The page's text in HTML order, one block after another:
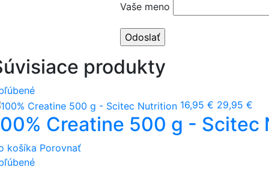
Vaše meno
produkty
16,95 € 29,95 €
Creatine 500 g - Scitec
košíka Porovnať